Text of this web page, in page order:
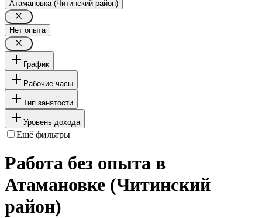
Атамановка (Читинский район)
Нет опыта
График
Рабочие часы
Тип занятости
Уровень дохода
Ещё фильтры
Работа без опыта в
Атамановке (Читинский
район)